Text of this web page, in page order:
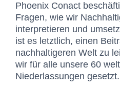
Phoenix Conact
Fragen, wie wir
interpretieren und
ist es letztlich, einen
nachhaltigeren Welt zu
wir für alle unsere 60
Niederlassungen gesetzt.